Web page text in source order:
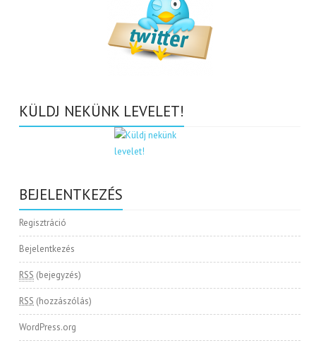
KÜLDJ NEKÜNK LEVELET!
BEJELENTKEZÉS
Regisztráció
Bejelentkezés
RSS (bejegyzés)
RSS (hozzászólás)
WordPress.org